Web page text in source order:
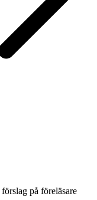
på föreläsare